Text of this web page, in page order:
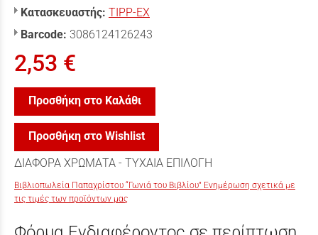
Κατασκευαστής: TIPP-EX
Barcode: 3086124126243
2,53 €
Προσθήκη στο Καλάθι
Προσθήκη στο Wishlist
ΔΙΑΦΟΡΑ ΧΡΩΜΑΤΑ - ΤΥΧΑΙΑ ΕΠΙΛΟΓΗ
Βιβλιοπωλεία Παπαχρίστου “Γωνιά του Βιβλίου” Ενημέρωση σχετικά με
τις τιμές των προϊόντων μας